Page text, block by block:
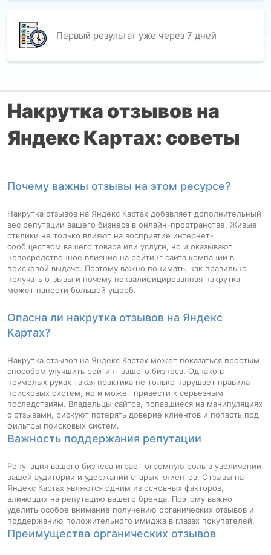
Первый результат уже через 7 дней
Накрутка отзывов на
Яндекс Картах: советы
Почему важны отзывы на этом ресурсе?
Накрутка отзывов на Яндекс Картах добавляет дополнительный
вес репутации вашего бизнеса в онлайн-пространстве. Живые
отклики не только влияют на восприятие интернет-
сообществом вашего товара или услуги, но и оказывают
непосредственное влияние на рейтинг сайта компании в
поисковой выдаче. Поэтому важно понимать, как правильно
получать отзывы и почему неквалифицированная накрутка
может нанести большой ущерб.
Опасна ли накрутка отзывов на Яндекс
Картах?
Накрутка отзывов на Яндекс Картах может показаться простым
способом улучшить рейтинг вашего бизнеса. Однако в
неумелых руках такая практика не только нарушает правила
поисковых систем, но и может привести к серьезным
последствиям. Владельцы сайтов, попавшиеся на манипуляциях
с отзывами, рискуют потерять доверие клиентов и попасть под
фильтры поисковых систем.
Важность поддержания репутации
Репутация вашего бизнеса играет огромную роль в увеличении
вашей аудитории и удержании старых клиентов. Отзывы на
Яндекс Картах являются одним из основных факторов,
влияющих на репутацию вашего бренда. Поэтому важно
уделить особое внимание получению органических отзывов и
поддержанию положительного имиджа в глазах покупателей.
Преимущества органических отзывов